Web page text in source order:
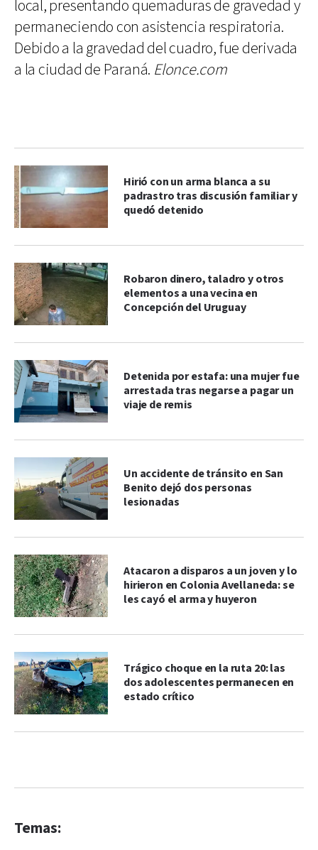
local, presentando quemaduras de gravedad y
permaneciendo con asistencia respiratoria.
Debido a la gravedad del cuadro, fue derivada
a la ciudad de Paraná. Elonce.com
Hirió con un arma blanca a su
padrastro tras discusión familiar y
quedó detenido
Robaron dinero, taladro y otros
elementos a una vecina en
Concepción del Uruguay
Detenida por estafa: una mujer fue
arrestada tras negarse a pagar un
viaje de remis
Un accidente de tránsito en San
Benito dejó dos personas
lesionadas
Atacaron a disparos a un joven y lo
hirieron en Colonia Avellaneda: se
les cayó el arma y huyeron
Trágico choque en la ruta 20: las
dos adolescentes permanecen en
estado crítico
Temas: